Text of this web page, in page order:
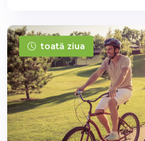
toată ziua